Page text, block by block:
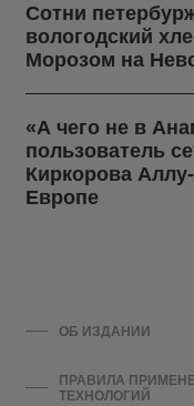
Сотни
вологодский
Морозом на
«А чего не в
пользователь
Киркорова
Европе
ОБ ИЗДАНИИ
ПРАВИЛА
ТЕХНОЛОГИЙ